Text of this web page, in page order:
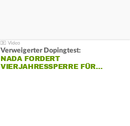
Verweigerter Dopingtest:
NADA FORDERT
VIERJAHRESSPERRE FÜR…